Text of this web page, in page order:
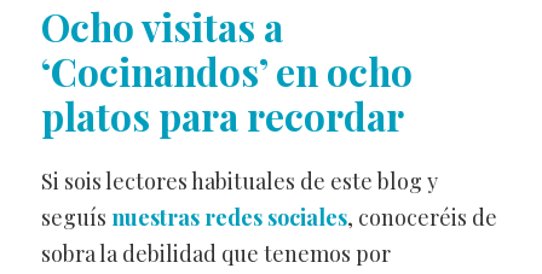
Ocho visitas a
‘Cocinandos’ en ocho
platos para recordar
Si sois lectores habituales de este blog y
seguís nuestras redes sociales, conoceréis de
sobra la debilidad que tenemos por